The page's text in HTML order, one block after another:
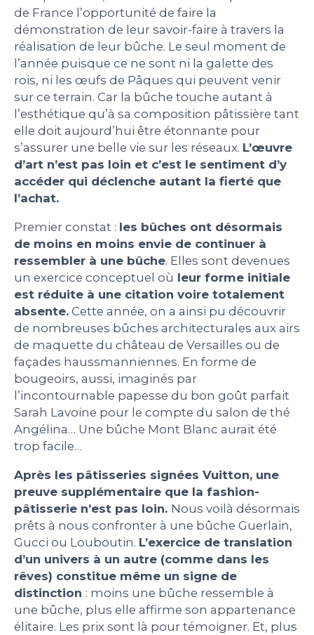
PEOPLE
LE BILLET DU LUNDI
CONTACT
Mentions légales
Politique de protection des données
personnelles
de France l’opportunité de faire la
démonstration de leur savoir-faire à travers la
réalisation de leur bûche. Le seul moment de
l’année puisque ce ne sont ni la galette des
rois, ni les œufs de Pâques qui peuvent venir
sur ce terrain. Car la bûche touche autant à
l’esthétique qu’à sa composition pâtissière tant
elle doit aujourd’hui être étonnante pour
s’assurer une belle vie sur les réseaux. L’œuvre
d’art n’est pas loin et c’est le sentiment d’y
accéder qui déclenche autant la fierté que
l’achat.
Premier constat : les bûches ont désormais
de moins en moins envie de continuer à
ressembler à une bûche. Elles sont devenues
un exercice conceptuel où leur forme initiale
est réduite à une citation voire totalement
absente. Cette année, on a ainsi pu découvrir
de nombreuses bûches architecturales aux airs
de maquette du château de Versailles ou de
façades haussmanniennes. En forme de
bougeoirs, aussi, imaginés par
l’incontournable papesse du bon goût parfait
Sarah Lavoine pour le compte du salon de thé
Angélina… Une bûche Mont Blanc aurait été
trop facile…
Après les pâtisseries signées Vuitton, une
preuve supplémentaire que la fashion-
pâtisserie n’est pas loin. Nous voilà désormais
prêts à nous confronter à une bûche Guerlain,
Gucci ou Louboutin. L’exercice de translation
d’un univers à un autre (comme dans les
rêves) constitue même un signe de
distinction : moins une bûche ressemble à
une bûche, plus elle affirme son appartenance
élitaire. Les prix sont là pour témoigner. Et, plus